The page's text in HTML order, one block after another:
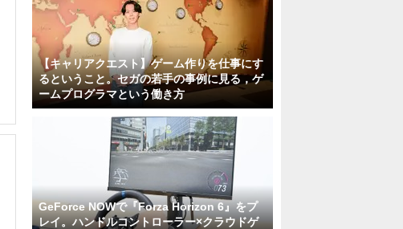
【キャリアクエスト】ゲーム作りを仕事にす
るということ。セガの若手の事例に見る，ゲ
ームプログラマという働き方
GeForce NOWで『Forza Horizon 6』をプ
レイ。ハンドルコントローラー×クラウドゲ